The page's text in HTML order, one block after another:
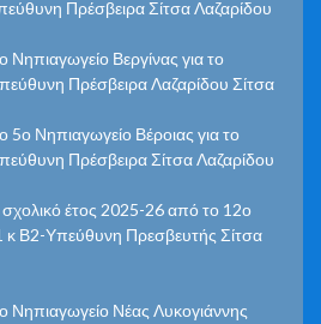
Πρέσβειρα Σίτσα Λαζαρίδου
Βεργίνας για το
Πρέσβειρα Λαζαρίδου Σίτσα
5ο Νηπιαγωγείο Βέροιας για το
Πρέσβειρα Σίτσα Λαζαρίδου
σχολικό έτος 2025-26 από το 12ο
κ Β2-Υπεύθυνη Πρεσβευτής Σίτσα
Νηπιαγωγείο Νέας Λυκογιάννης